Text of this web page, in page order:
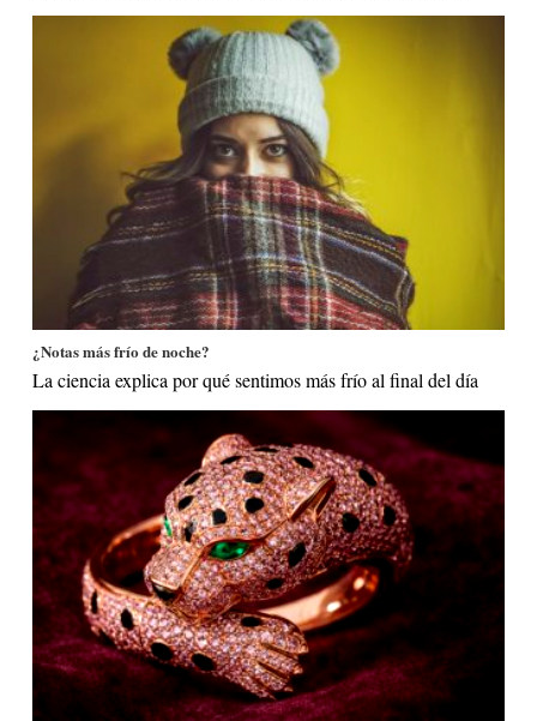
¿Notas más frío de noche?
La ciencia explica por qué sentimos más frío al final del día